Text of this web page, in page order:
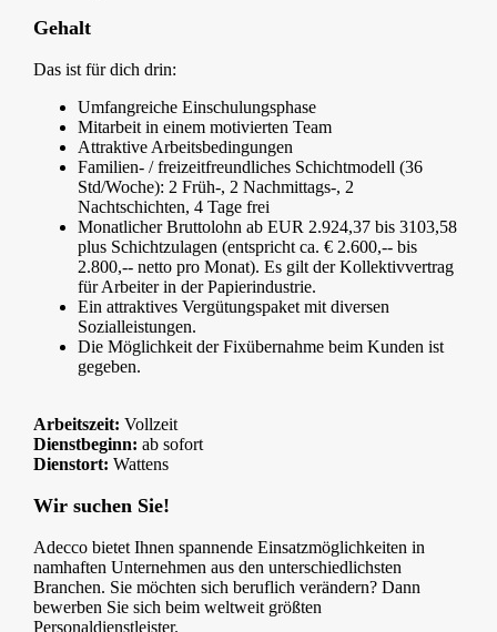
Gehalt
Das ist für dich drin:
Umfangreiche Einschulungsphase
Mitarbeit in einem motivierten Team
Attraktive Arbeitsbedingungen
Familien- / freizeitfreundliches Schichtmodell (36
Std/Woche): 2 Früh-, 2 Nachmittags-, 2
Nachtschichten, 4 Tage frei
Monatlicher Bruttolohn ab EUR 2.924,37 bis 3103,58
plus Schichtzulagen (entspricht ca. € 2.600,-- bis
2.800,-- netto pro Monat). Es gilt der Kollektivvertrag
für Arbeiter in der Papierindustrie.
Ein attraktives Vergütungspaket mit diversen
Sozialleistungen.
Die Möglichkeit der Fixübernahme beim Kunden ist
gegeben.
Arbeitszeit: Vollzeit
Dienstbeginn: ab sofort
Dienstort: Wattens
Wir suchen Sie!
Adecco bietet Ihnen spannende Einsatzmöglichkeiten in
namhaften Unternehmen aus den unterschiedlichsten
Branchen. Sie möchten sich beruflich verändern? Dann
bewerben Sie sich beim weltweit größten
Personaldienstleister.